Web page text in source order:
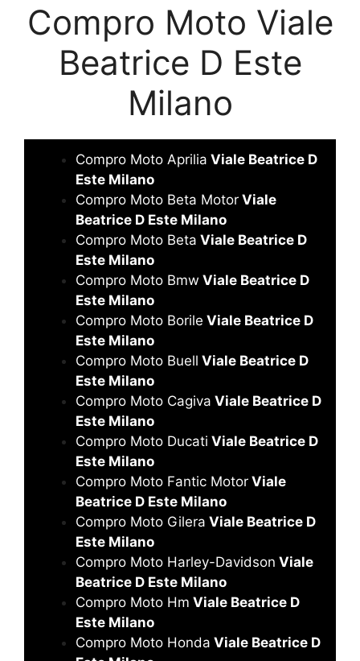
Compro Moto Viale
Beatrice D Este
Milano
Compro Moto Aprilia Viale Beatrice D
Este Milano
Compro Moto Beta Motor Viale
Beatrice D Este Milano
Compro Moto Beta Viale Beatrice D
Este Milano
Compro Moto Bmw Viale Beatrice D
Este Milano
Compro Moto Borile Viale Beatrice D
Este Milano
Compro Moto Buell Viale Beatrice D
Este Milano
Compro Moto Cagiva Viale Beatrice D
Este Milano
Compro Moto Ducati Viale Beatrice D
Este Milano
Compro Moto Fantic Motor Viale
Beatrice D Este Milano
Compro Moto Gilera Viale Beatrice D
Este Milano
Compro Moto Harley-Davidson Viale
Beatrice D Este Milano
Compro Moto Hm Viale Beatrice D
Este Milano
Compro Moto Honda Viale Beatrice D